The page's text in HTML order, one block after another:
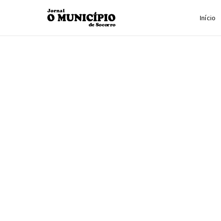
Início